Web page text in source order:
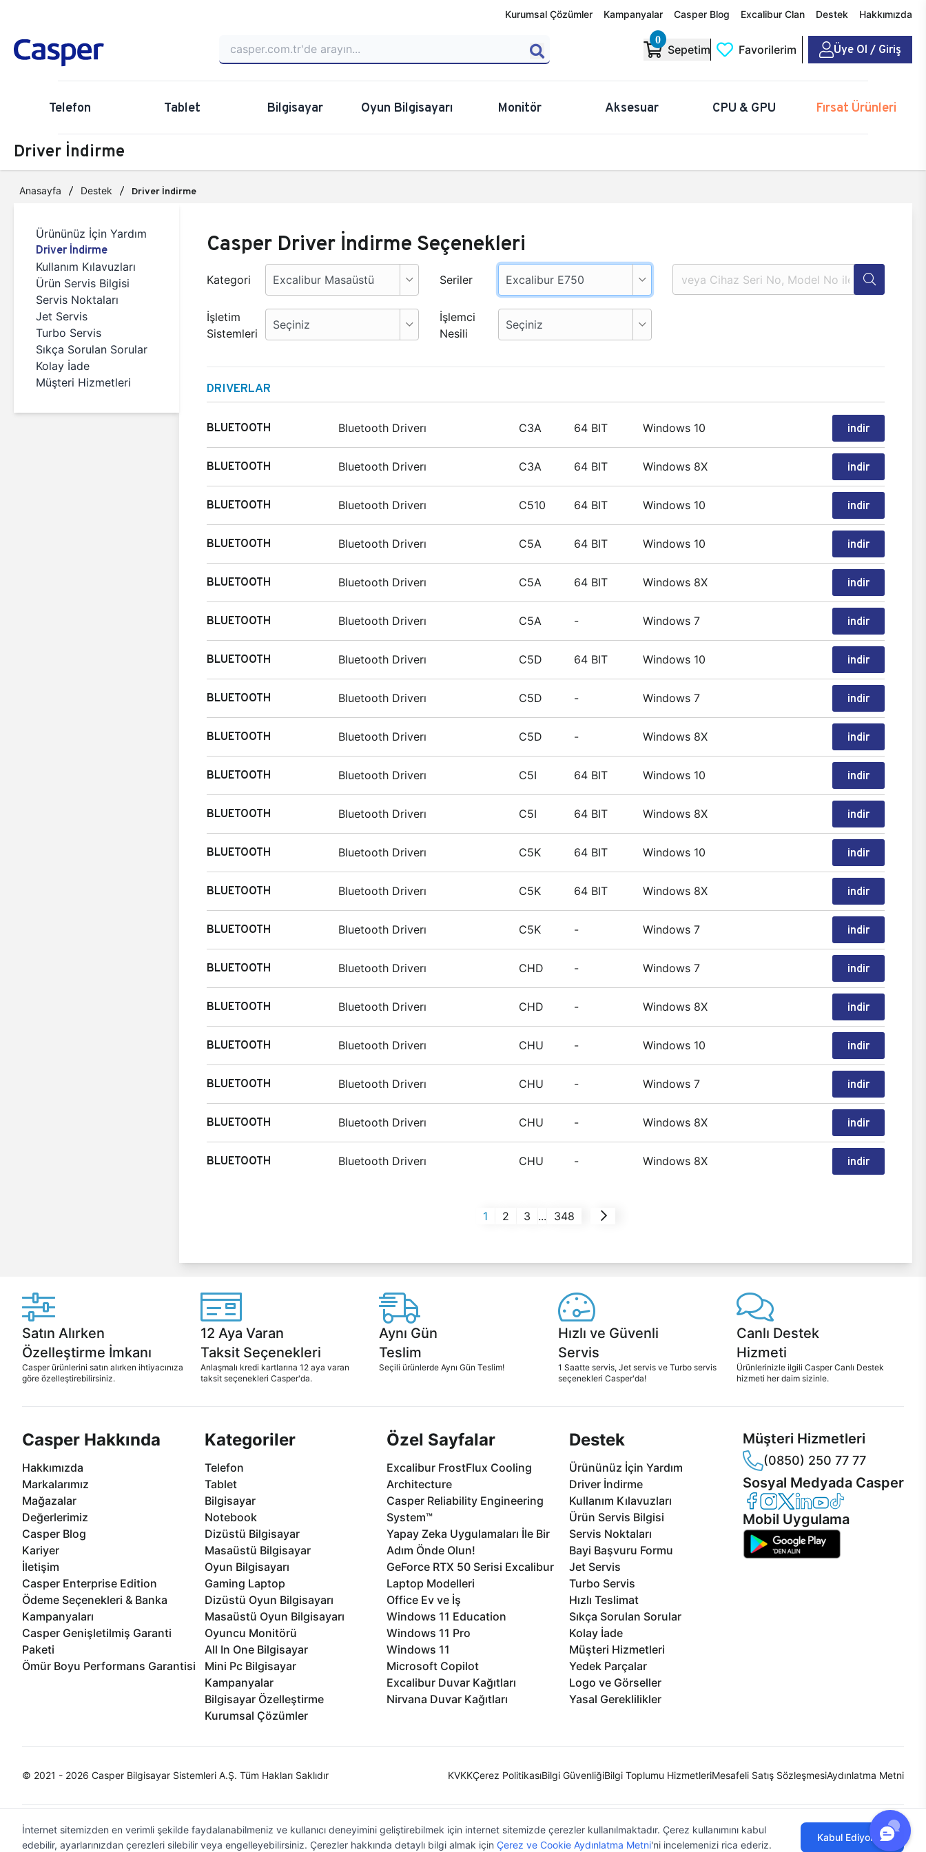
Kurumsal Çözümler Kampanyalar Casper Blog Excalibur Clan Destek Hakkımızda
0
Sepetim Favorilerim Üye Ol / Giriş
Telefon Tablet Bilgisayar Oyun Bilgisayarı Monitör Aksesuar CPU & GPU Fırsat Ürünleri
Driver İndirme
Anasayfa Destek Driver İndirme
Ürününüz İçin Yardım
Driver İndirme
Kullanım Kılavuzları
Ürün Servis Bilgisi
Servis Noktaları
Jet Servis
Turbo Servis
Sıkça Sorulan Sorular
Kolay İade
Müşteri Hizmetleri
Casper Driver İndirme Seçenekleri
Kategori Seriler
İşletim
Sistemleri
İşlemci
Nesili
DRIVERLAR
BLUETOOTH Bluetooth Driverı C3A 64 BIT Windows 10 indir
BLUETOOTH Bluetooth Driverı C3A 64 BIT Windows 8X indir
BLUETOOTH Bluetooth Driverı C510 64 BIT Windows 10 indir
BLUETOOTH Bluetooth Driverı C5A 64 BIT Windows 10 indir
BLUETOOTH Bluetooth Driverı C5A 64 BIT Windows 8X indir
BLUETOOTH Bluetooth Driverı C5A - Windows 7 indir
BLUETOOTH Bluetooth Driverı C5D 64 BIT Windows 10 indir
BLUETOOTH Bluetooth Driverı C5D - Windows 7 indir
BLUETOOTH Bluetooth Driverı C5D - Windows 8X indir
BLUETOOTH Bluetooth Driverı C5I 64 BIT Windows 10 indir
BLUETOOTH Bluetooth Driverı C5I 64 BIT Windows 8X indir
BLUETOOTH Bluetooth Driverı C5K 64 BIT Windows 10 indir
BLUETOOTH Bluetooth Driverı C5K 64 BIT Windows 8X indir
BLUETOOTH Bluetooth Driverı C5K - Windows 7 indir
BLUETOOTH Bluetooth Driverı CHD - Windows 7 indir
BLUETOOTH Bluetooth Driverı CHD - Windows 8X indir
BLUETOOTH Bluetooth Driverı CHU - Windows 10 indir
BLUETOOTH Bluetooth Driverı CHU - Windows 7 indir
BLUETOOTH Bluetooth Driverı CHU - Windows 8X indir
BLUETOOTH Bluetooth Driverı CHU - Windows 8X indir
1 2 3 ... 348
Satın Alırken
Özelleştirme İmkanı
Casper ürünlerini satın alırken ihtiyacınıza
göre özelleştirebilirsiniz.
12 Aya Varan
Taksit Seçenekleri
Anlaşmalı kredi kartlarına 12 aya varan
taksit seçenekleri Casper'da.
Aynı Gün
Teslim
Seçili ürünlerde Aynı Gün Teslim!
Hızlı ve Güvenli
Servis
1 Saatte servis, Jet servis ve Turbo servis
seçenekleri Casper'da!
Canlı Destek
Hizmeti
Ürünlerinizle ilgili Casper Canlı Destek
hizmeti her daim sizinle.
Casper Hakkında
Hakkımızda
Markalarımız
Mağazalar
Değerlerimiz
Casper Blog
Kariyer
İletişim
Casper Enterprise Edition
Ödeme Seçenekleri & Banka
Kampanyaları
Casper Genişletilmiş Garanti
Paketi
Ömür Boyu Performans Garantisi
Kategoriler
Telefon
Tablet
Bilgisayar
Notebook
Dizüstü Bilgisayar
Masaüstü Bilgisayar
Oyun Bilgisayarı
Gaming Laptop
Dizüstü Oyun Bilgisayarı
Masaüstü Oyun Bilgisayarı
Oyuncu Monitörü
All In One Bilgisayar
Mini Pc Bilgisayar
Kampanyalar
Bilgisayar Özelleştirme
Kurumsal Çözümler
Özel Sayfalar
Excalibur FrostFlux Cooling
Architecture
Casper Reliability Engineering
System™
Yapay Zeka Uygulamaları İle Bir
Adım Önde Olun!
GeForce RTX 50 Serisi Excalibur
Laptop Modelleri
Office Ev ve İş
Windows 11 Education
Windows 11 Pro
Windows 11
Microsoft Copilot
Excalibur Duvar Kağıtları
Nirvana Duvar Kağıtları
Destek
Ürününüz İçin Yardım
Driver İndirme
Kullanım Kılavuzları
Ürün Servis Bilgisi
Servis Noktaları
Bayi Başvuru Formu
Jet Servis
Turbo Servis
Hızlı Teslimat
Sıkça Sorulan Sorular
Kolay İade
Müşteri Hizmetleri
Yedek Parçalar
Logo ve Görseller
Yasal Gereklilikler
Müşteri Hizmetleri
(0850) 250 77 77
Sosyal Medyada Casper
Casper Facebook
Casper Instagram
Casper Twitter
Casper LinkedIn
Casper YouTube
Casper TikTok
Mobil Uygulama
© 2021 - 2026 Casper Bilgisayar Sistemleri A.Ş. Tüm Hakları Saklıdır KVKKÇerez PolitikasıBilgi GüvenliğiBilgi Toplumu HizmetleriMesafeli Satış SözleşmesiAydınlatma Metni
İnternet sitemizden en verimli şekilde faydalanabilmeniz ve kullanıcı deneyimini geliştirebilmek için internet sitemizde çerezler kullanılmaktadır. Çerez kullanımını kabul
edebilir, ayarlarınızdan çerezleri silebilir veya engelleyebilirsiniz. Çerezler hakkında detaylı bilgi almak için Çerez ve Cookie Aydınlatma Metni'ni incelemenizi rica ederiz.
Kabul Ediyorum